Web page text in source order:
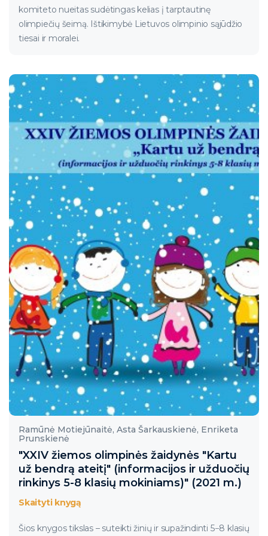
komiteto nueitas sudėtingas kelias į tarptautinę
olimpiečių šeimą. Ištikimybė Lietuvos olimpinio sąjūdžio
tiesai ir moralei.
Ramūnė Motiejūnaitė, Asta Šarkauskienė, Enriketa
Prunskienė
"XXIV žiemos olimpinės žaidynės "Kartu
už bendrą ateitį" (informacijos ir užduočių
rinkinys 5-8 klasių mokiniams)" (2021 m.)
Skaityti knygą
Šios knygos tikslas – suteikti žinių ir supažindinti 5−8 klasių